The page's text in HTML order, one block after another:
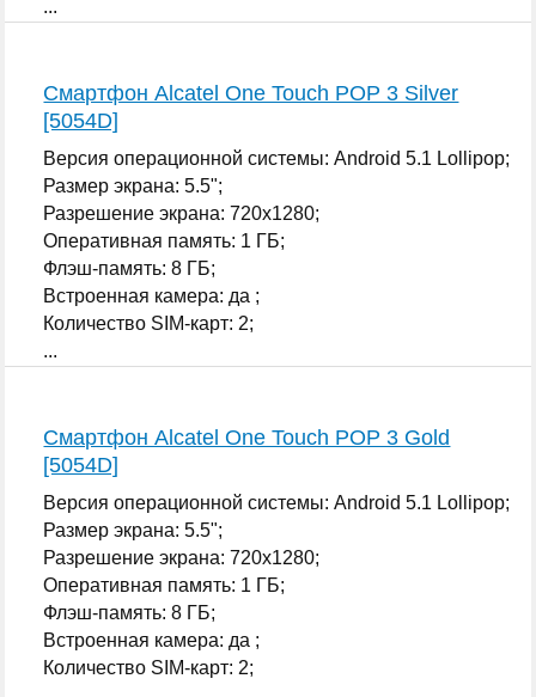
...
Смартфон Alcatel One Touch POP 3 Silver
[5054D]
Версия операционной системы: Android 5.1 Lollipop;
Размер экрана: 5.5";
Разрешение экрана: 720x1280;
Оперативная память: 1 ГБ;
Флэш-память: 8 ГБ;
Встроенная камера: да ;
Количество SIM-карт: 2;
...
Смартфон Alcatel One Touch POP 3 Gold
[5054D]
Версия операционной системы: Android 5.1 Lollipop;
Размер экрана: 5.5";
Разрешение экрана: 720x1280;
Оперативная память: 1 ГБ;
Флэш-память: 8 ГБ;
Встроенная камера: да ;
Количество SIM-карт: 2;